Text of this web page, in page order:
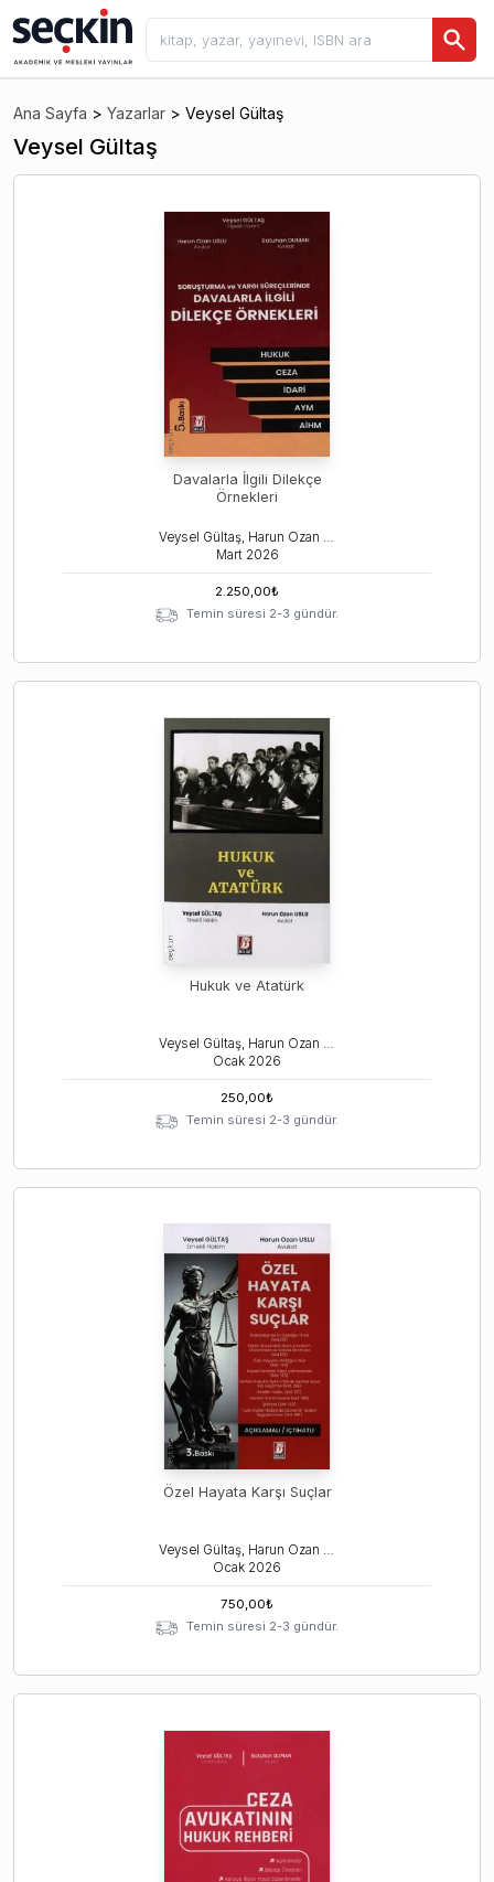
Ana Sayfa > Yazarlar > Veysel Gültaş
Veysel Gültaş
Davalarla İlgili Dilekçe
Örnekleri
Veysel Gültaş, Harun Ozan Uslu, Batuhan Duman
Mart 2026
2.250,00₺
Temin süresi 2-3 gündür.
Hukuk ve Atatürk
Veysel Gültaş, Harun Ozan Uslu
Ocak 2026
250,00₺
Temin süresi 2-3 gündür.
Özel Hayata Karşı Suçlar
Veysel Gültaş, Harun Ozan Uslu
Ocak 2026
750,00₺
Temin süresi 2-3 gündür.